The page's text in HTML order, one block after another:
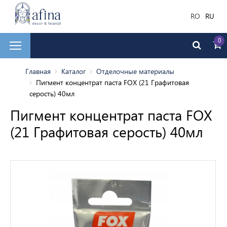
RO RU
плитка
0
Главная Каталог
Отделочные материалы
Пигмент концентрат паста FOX (21 Графитовая
серость) 40мл
Пигмент концентрат паста FOX
(21 Графитовая серость) 40мл